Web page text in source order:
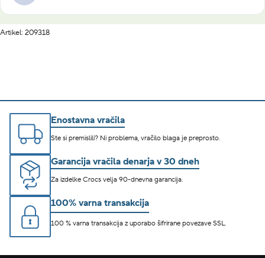
Artikel: 209318
Enostavna vračila
Ste si premislili? Ni problema, vračilo blaga je preprosto.
Garancija vračila denarja v 30 dneh
Za izdelke Crocs velja 90-dnevna garancija.
100% varna transakcija
100 % varna transakcija z uporabo šifrirane povezave SSL.